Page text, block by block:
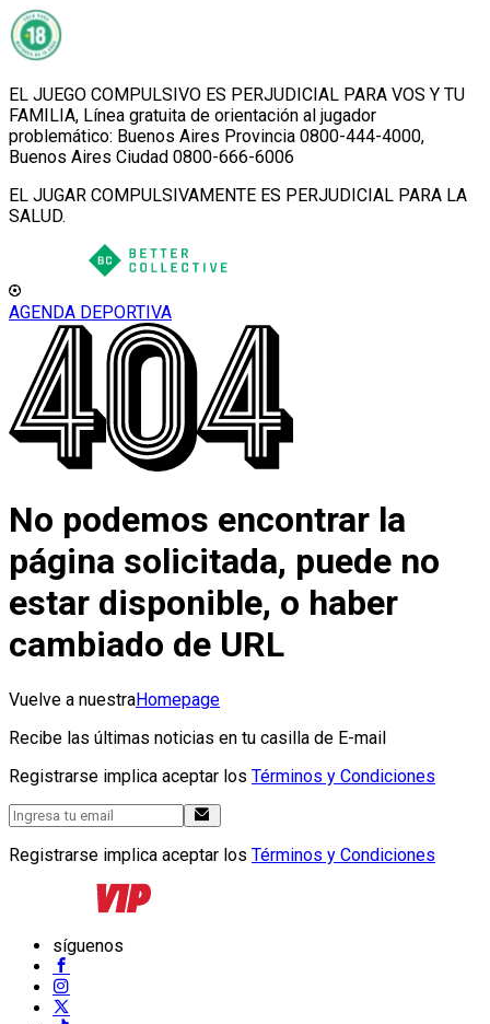
EL JUEGO COMPULSIVO ES PERJUDICIAL PARA VOS Y TU
FAMILIA, Línea gratuita de orientación al jugador
problemático: Buenos Aires Provincia 0800-444-4000,
Buenos Aires Ciudad 0800-666-6006
EL JUGAR COMPULSIVAMENTE ES PERJUDICIAL PARA LA
SALUD.
AGENDA DEPORTIVA
No podemos encontrar la
página solicitada, puede no
estar disponible, o haber
cambiado de URL
Vuelve a nuestraHomepage
Recibe las últimas noticias en tu casilla de E-mail
Registrarse implica aceptar los Términos y Condiciones
Registrarse implica aceptar los Términos y Condiciones
síguenos